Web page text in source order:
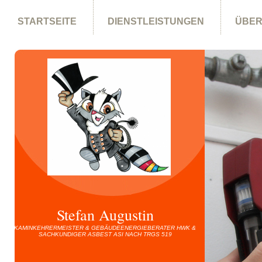
STARTSEITE DIENSTLEISTUNGEN
DATENSCHUTZERKLÄRUNG
Stefan Augustin
KAMINKEHRERMEISTER & GEBÄUDEENERGIEBERATER HWK &
SACHKUNDIGER ASBEST ASI NACH TRGS 519